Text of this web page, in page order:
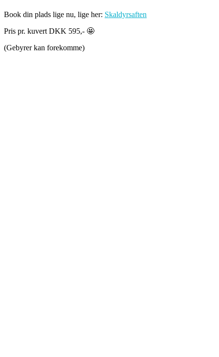
Book din plads lige nu, lige her: Skaldyrsaften
Pris pr. kuvert DKK 595,- 🤩
(Gebyrer kan forekomme)